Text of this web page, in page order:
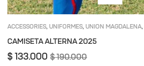
ACCESSORIES, UNIFORMES, UNION MAGDALENA,
CAMISETA ALTERNA 2025
$190.000
$ 133.000